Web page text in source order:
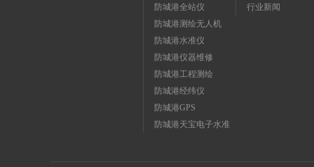
防城港全站仪
防城港测绘无人机
防城港水准仪
防城港仪器维修
防城港工程测绘
防城港经纬仪
防城港GPS
防城港天宝电子水准
行业新闻